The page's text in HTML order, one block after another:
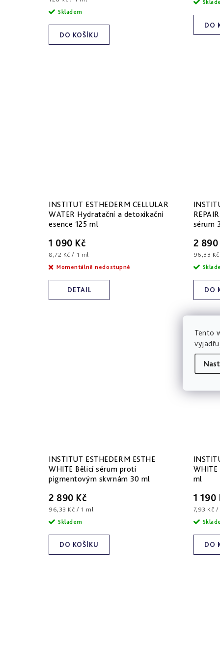
Tento
ů
cena:
DO KOŠÍKU
Skladem
DO
INSTITUT ESTHEDERM CELLULAR
WATER Hydratační a detoxikační
esence 125 ml
1 090 Kč
Měrná
cena:
8,72 Kč / 1 ml
DETAIL
Momentálně nedostupné
sérum
2 890
Měrná
cena:
96,33
DO
INSTITUT ESTHEDERM ESTHE
WHITE Bělicí sérum proti
pigmentovým skvrnám 30 ml
2 890 Kč
Měrná
cena:
96,33 Kč / 1 ml
DO KOŠÍKU
Skladem
ml
1 190
Měrná
cena:
7,93 Kč /
DO